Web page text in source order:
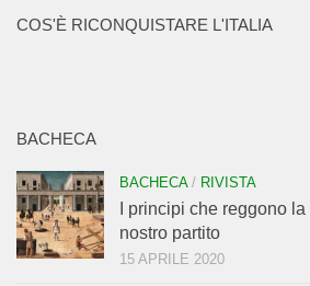
COS'È RICONQUISTARE L'ITALIA
BACHECA
BACHECA/ RIVISTA
I principi che reggono
nostro partito
15 APRILE 2020